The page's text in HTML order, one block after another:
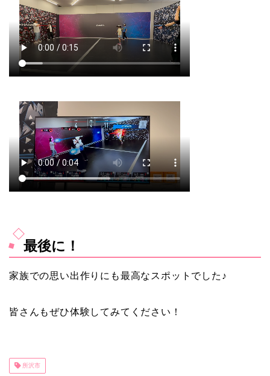
最後に！
家族での思い出作りにも最高なスポットでした♪
皆さんもぜひ体験してみてください！
所沢市